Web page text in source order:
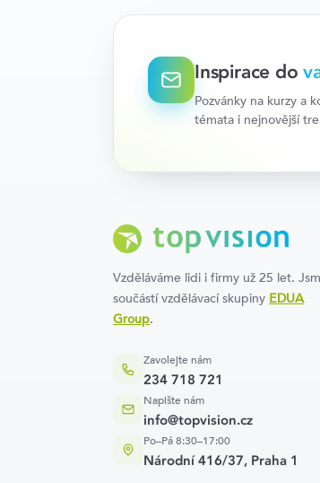
Inspirace do
Pozvánky na kurzy a
témata i nejnovější
Vzděláváme lidi i firmy už 25 let.
součástí vzdělávací skupiny EDUA
Group.
Zavolejte nám
234 718 721
Napište nám
info@topvision.cz
Po–Pá 8:30–17:00
Národní 416/37, Praha 1